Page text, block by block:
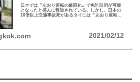
日本では『あおり運転の厳罰化』で免許取消が可能
となったと盛んに報道されている。しかし、日本の
10倍以上交通事故死があるタイには『あおり運転』
2021/02/12